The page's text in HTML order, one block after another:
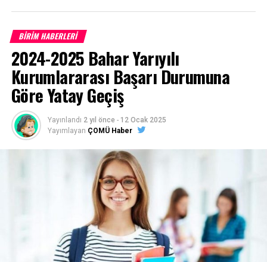
program taban puanları içinTIKLAYINIZ
Başvurularhttps://ubys.comu.edu.tr/adresinden belirtilen
tarihler arasında online (internet) olarak yapılacaktır.
(Posta ile başvuru alınmayacaktır)
1- Merkezi Yerleştirme Puanı İle Yatay Geçiş Online
(İnternet) Başvurusunda Bulunan Öğrencilerden
BİRİM HABERLERİ
2024-2025 Bahar Yarıyılı
Kurumlararası Başarı Durumuna
Göre Yatay Geçiş
Yayınlandı 2 yıl önce - 12 Ocak 2025
Yayımlayan ÇOMÜ Haber